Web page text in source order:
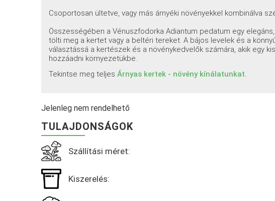
Csoportosan ültetve, vagy más árnyéki növényekkel kombinálva
Összességében a Vénuszfodorka Adiantum pedatum egy
tölti meg a kertet vagy a beltéri tereket. A bájos levelek és a
választássá a kertészek és a növénykedvelők számára, akik egy
hozzáadni környezetükbe.
Tekintse meg teljesÁrnyas kertek - növény kínálatunkat.
Jelenleg nem rendelhető
TULAJDONSÁGOK
Szállítási méret:
Kiszerelés: